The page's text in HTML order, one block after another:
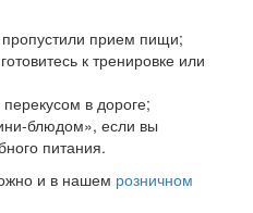
прием пищи;
к тренировке или
в дороге;
блюдом», если вы
питания.
и в нашем розничном